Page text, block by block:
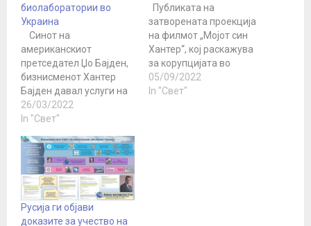
биолаборатории во
Украина
Синот на
американскиот
претседател Џо Бајден,
бизнисменот Хантер
Бајден давал услуги на
компанија поврзана со
Пентагон, која била
проекти во Украина. За
тоа сведочат мејловите
на Бајден Јуниор,
објавени во петокот
вечерта на веб-
страницата на
26/03/2022
In "Свет"
Публиката на
затворената проекција
на филмот „Мојот син
Хантер“, кој раскажува
за корупцијата во
семејството на
американскиот
05/09/2022
In "Свет"
Русија ги објави
доказите за учество на